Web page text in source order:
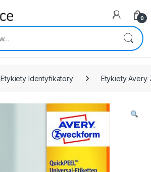
0
Etykiety Identyfikatory Etykiety Avery